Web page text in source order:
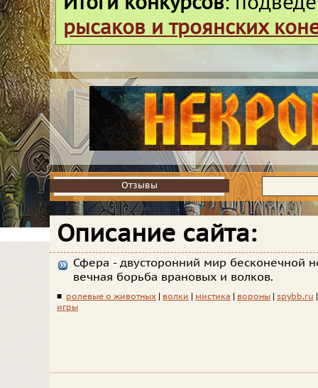
рысаков и троянских
Отзывы
Отзывы
Описание сайта:
Сфера - двусторонний мир бесконечной
вечная борьба врановых и волков.
■ ролевые о животных волки мистика вороны spybb.ru
игры